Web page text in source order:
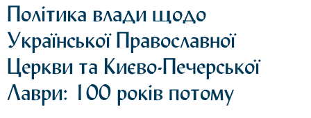
Політика влади щодо
Української Православної
Церкви та Києво-Печерської
Лаври: 100 років потому